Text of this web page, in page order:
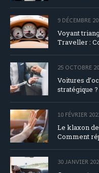
9 DÉCEMBRE
Voyant
Traveller :
25 OCTOBRE
Voitures
stratégique ?
10 FÉVRIER
Le klaxon
Comment
30 JANVIER